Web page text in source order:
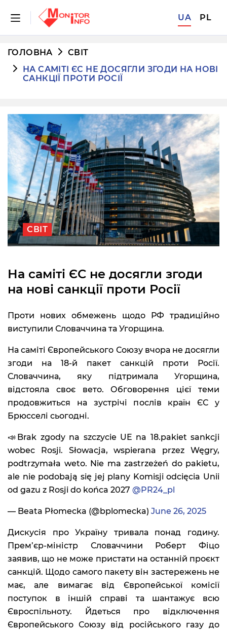
UA PL
ГОЛОВНА
СВІТ
НА САМІТІ ЄС НЕ ДОСЯГЛИ ЗГОДИ НА НОВІ
САНКЦІЇ ПРОТИ РОСІЇ
СВІТ
На саміті ЄС не досягли згоди
на нові санкції проти Росії
Проти нових обмежень щодо РФ традиційно
виступили Словаччина та Угорщина.
На саміті Європейського Союзу вчора не досягли
згоди на 18-й пакет санкцій проти Росії.
Словаччина, яку підтримала Угорщина,
відстояла своє вето. Обговорення цієї теми
продовжиться на зустрічі послів країн ЄС у
Брюсселі сьогодні.
📣Brak zgody na szczycie UE na 18.pakiet sankcji
wobec Rosji. Słowacja, wspierana przez Węgry,
podtrzymała weto. Nie ma zastrzeżeń do pakietu,
ale nie podobają się jej plany Komisji odcięcia Unii
od gazu z Rosji do końca 2027 @PR24_pl
— Beata Płomecka (@bplomecka) June 26, 2025
Дискусія про Україну тривала понад годину.
Прем’єр-міністр Словаччини Роберт Фіцо
заявив, що не може пристати на останній проєкт
санкцій. Щодо самого пакету він застережень не
має, але вимагає від Європейської комісії
поступок в іншій справі та шантажує всю
Євроспільноту. Йдеться про відключення
Європейського Союзу від російського газу до